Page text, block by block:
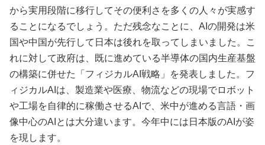
から実用段階に移行してその便利さを多くの人々が実感す
ることになるでしょう。ただ残念なことに、AIの開発は米
国や中国が先行して日本は後れを取ってしまいました。こ
れに対して政府は、既に進めている半導体の国内生産基盤
の構築に併せた「フィジカルAI戦略」を発表しました。フ
ィジカルAIは、製造業や医療、物流などの現場でロボット
や工場を自律的に稼働させるAIで、米中が進める言語・画
像中心のAIとは大分違います。今年中には日本版のAIが姿
を現します。